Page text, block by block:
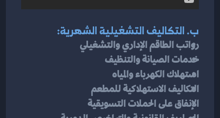
ب. التكاليف التشغيلية الشهرية:
رواتب الطاقم الإداري والتشغيلي
خدمات الصيانة والتنظيف
استهلاك الكهرباء والمياه
التكاليف الاستهلاكية للمطعم
الإنفاق على الحملات التسويقية